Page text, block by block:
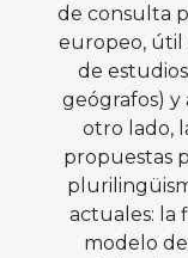
de consulta
europeo, útil
de
geógrafos) y
otro lado,
propuestas
actuales: la
modelo